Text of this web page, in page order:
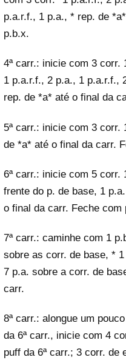
p.a.r.f., 1 p.a., * rep. de
p.b.x.
4ª carr.: inicie com 3 corr.
1 p.a.r.f., 2 p.a., 1 p.a.r.f.,
rep. de *a* até o final da
5ª carr.: inicie com 3
de *a* até o final da carr.
6ª carr.: inicie com 5 corr.
frente do p. de base, 1
o final da carr. Feche com
7ª carr.: caminhe com 1
sobre as corr. de base, *
7 p.a. sobre a corr. de
carr.
8ª carr.: alongue um
da 6ª carr., inicie com 4
puff da 6ª carr.; 3 corr. de